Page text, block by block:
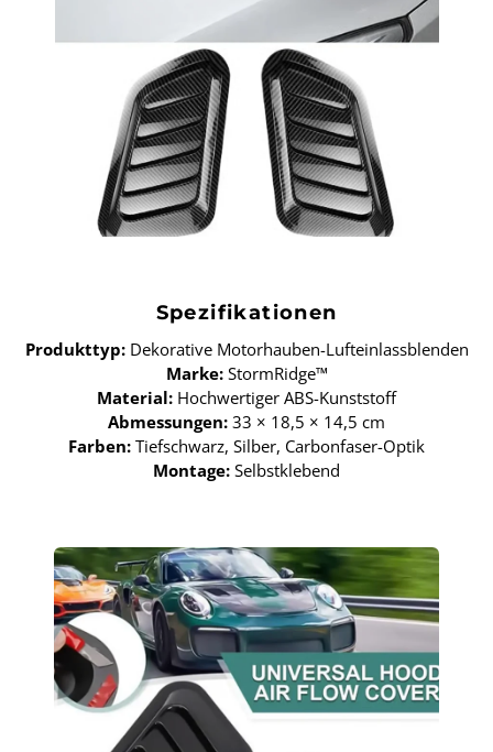
Spezifikationen
Produkttyp:Dekorative Motorhauben-Lufteinlassblenden
Marke:StormRidge™
Material: Hochwertiger ABS-Kunststoff
Abmessungen: 33 × 18,5 × 14,5 cm
Farben: Tiefschwarz, Silber, Carbonfaser-Optik
Montage: Selbstklebend